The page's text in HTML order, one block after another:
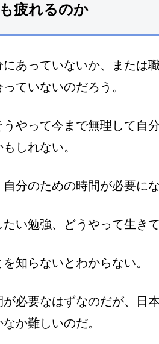
疲れるのか
あっていないか、または
ていないのだろう。
やって今まで無理して自
しれない。
分のための時間が必要にな
い勉強、どうやって生き
知らないとわからない。
必要なはずなのだが、日
か難しいのだ。